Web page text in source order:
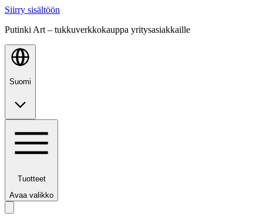
Siirry sisältöön
Putinki Art – tukkuverkkokauppa yritysasiakkaille
Suomi
Tuotteet
Avaa valikko